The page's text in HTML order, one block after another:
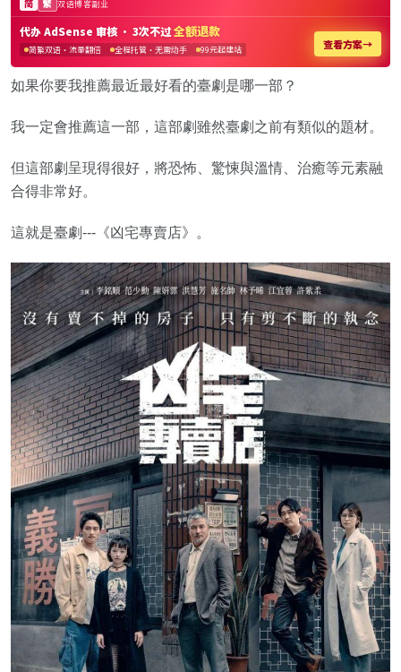
如果你要我推薦最近最好看的臺劇是哪一部？
我一定會推薦這一部，這部劇雖然臺劇之前有類似的題材。
但這部劇呈現得很好，將恐怖、驚悚與溫情、治癒等元素融
合得非常好。
這就是臺劇---《凶宅專賣店》。